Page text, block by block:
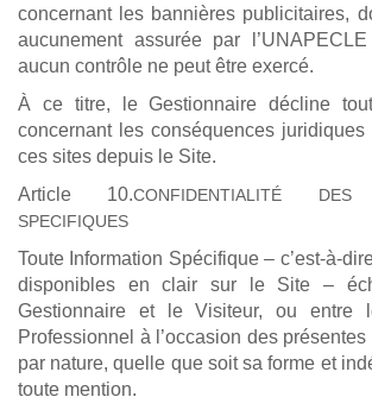
concernant les bannières publicitaires,
aucunement assurée par
aucun contrôle ne peut être exercé.
À ce titre, le Gestionnaire décline
concernant les conséquences juridiques
ces sites depuis le Site.
Article 10.CONFIDENTIALITÉ DES
SPECIFIQUES
Toute Information Spécifique – c’est-à-
disponibles en clair sur le Site –
Gestionnaire et le Visiteur, ou entre
Professionnel à l’occasion des
par nature, quelle que soit sa forme et
toute mention.